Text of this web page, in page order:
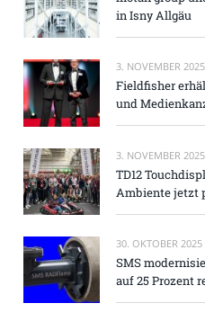
in Isny Allgäu
3. NOVEMBER 2025
Fieldfisher
und
3. NOVEMBER 2025
TD12
Ambiente jetzt
30. OKTOBER 2025
SMS
auf 25 Prozent